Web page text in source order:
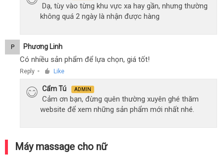
Dạ, tùy vào từng khu vực xa hay gần, nhưng thường
không quá 2 ngày là nhận được hàng
P Phương Linh
Có nhiều sản phẩm để lựa chọn, giá tốt!
Reply ● Like
Cẩm Tú ADMIN
Cảm ơn bạn, đừng quên thường xuyên ghé thăm
website để xem những sản phẩm mới nhất nhé.
Máy massage cho nữ